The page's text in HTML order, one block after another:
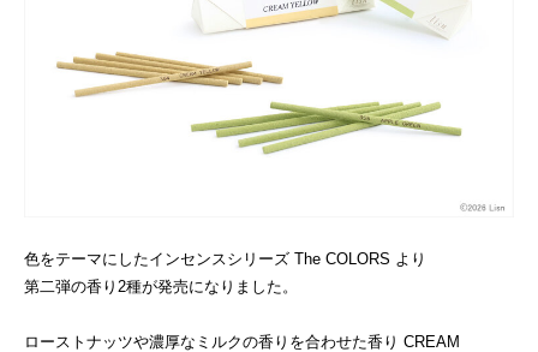
色をテーマにしたインセンスシリーズ The COLORS より
第二弾の香り2種が発売になりました。
ローストナッツや濃厚なミルクの香りを合わせた香り CREAM